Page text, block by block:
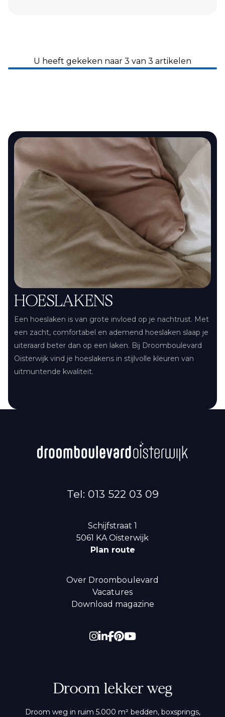
U heeft gekeken naar 3 van 3 artikelen
HOESLAKENS
Een hoeslaken is van grote invloed op je nachtrust. Met
een zacht, comfortabel en ademend hoeslaken slaap je
uiteraard beter dan op een laken. Bij Droomboulevard
Oisterwijk vind je hoeslakens in stijlvolle kleuren van
uitmuntende kwaliteit.
Tel: 013 522 03 09
Schijfstraat 1
5061 KA Oisterwijk
Plan route
Over Droomboulevard
Vacatures
Download magazine
Droom lekker weg
Droom weg in ruim 5.000 m² bedden, boxsprings,